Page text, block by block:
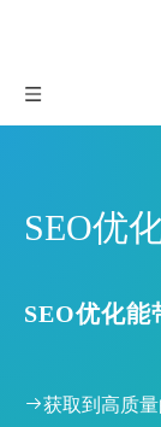
SEO优
SEO优化能
获取到高质量